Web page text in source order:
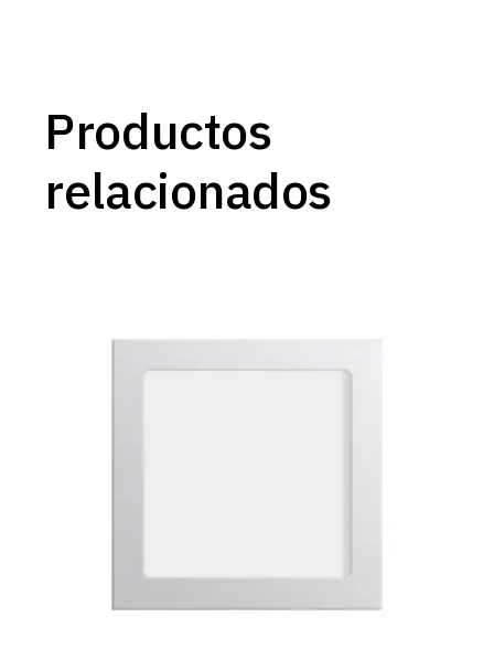
Productos
relacionados